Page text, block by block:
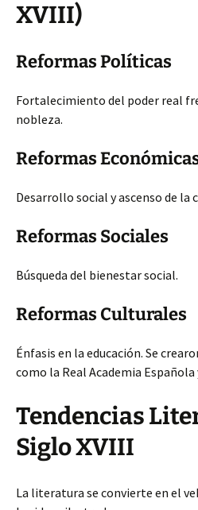
XVIII)
Reformas Políticas
Fortalecimiento del poder real
nobleza.
Reformas
Desarrollo social y ascenso de la
Reformas Sociales
Búsqueda del bienestar social.
Reformas Culturales
Énfasis en la educación. Se
como la Real Academia
Tendencias
Siglo XVIII
La literatura se convierte en el